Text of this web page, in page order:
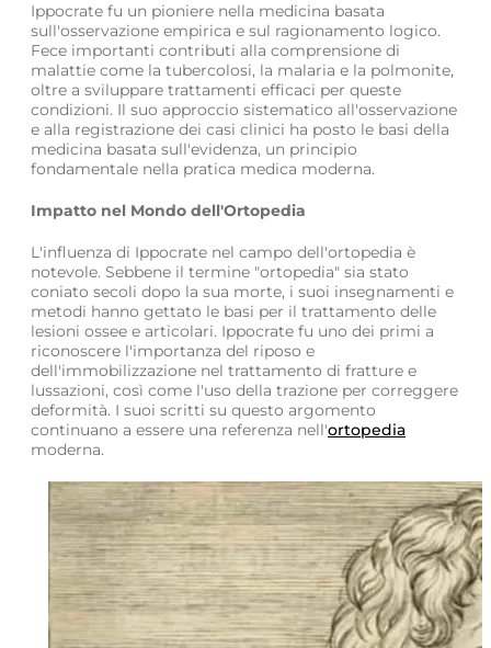
Ippocrate fu un pioniere nella medicina basata
sull'osservazione empirica e sul ragionamento logico.
Fece importanti contributi alla comprensione di
malattie come la tubercolosi, la malaria e la polmonite,
oltre a sviluppare trattamenti efficaci per queste
condizioni. Il suo approccio sistematico all'osservazione
e alla registrazione dei casi clinici ha posto le basi della
medicina basata sull'evidenza, un principio
fondamentale nella pratica medica moderna.
Impatto nel Mondo dell'Ortopedia
L'influenza di Ippocrate nel campo dell'ortopedia è
notevole. Sebbene il termine "ortopedia" sia stato
coniato secoli dopo la sua morte, i suoi insegnamenti e
metodi hanno gettato le basi per il trattamento delle
lesioni ossee e articolari. Ippocrate fu uno dei primi a
riconoscere l'importanza del riposo e
dell'immobilizzazione nel trattamento di fratture e
lussazioni, così come l'uso della trazione per correggere
deformità. I suoi scritti su questo argomento
continuano a essere una referenza nell'ortopedia
moderna.